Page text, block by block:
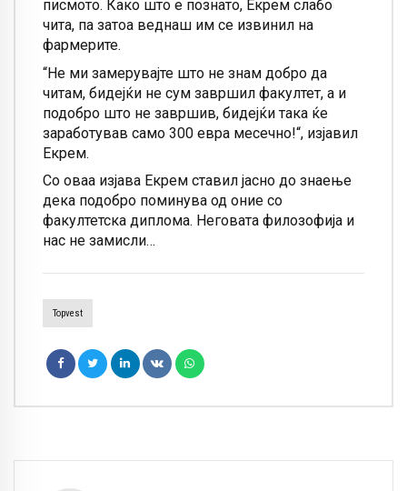
писмото. Како што е познато, Екрем слабо
чита, па затоа веднаш им се извинил на
фармерите.
“Не ми замерувајте што не знам добро да
читам, бидејќи не сум завршил факултет, а и
подобро што не завршив, бидејќи така ќе
заработував само 300 евра месечно!“, изјавил
Екрем.
Со оваа изјава Екрем ставил јасно до знаење
дека подобро поминува од оние со
факултетска диплома. Неговата филозофија и
нас не замисли…
Topvest